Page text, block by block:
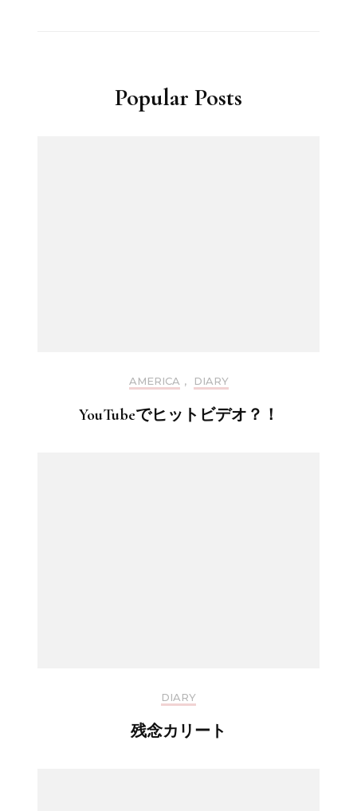
Popular Posts
AMERICA , DIARY
YouTubeでヒットビデオ？！
DIARY
残念カリート